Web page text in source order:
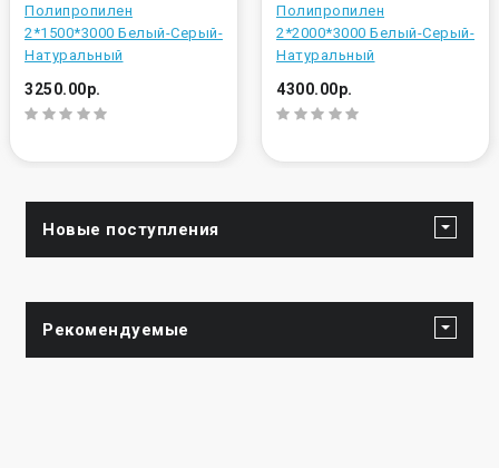
Полипропилен
2*1500*3000 Белый-Серый-
Натуральный
3250.00р.
Полипропилен
2*2000*3000 Белый-Серый-
Натуральный
4300.00р.
Новые поступления
Рекомендуемые